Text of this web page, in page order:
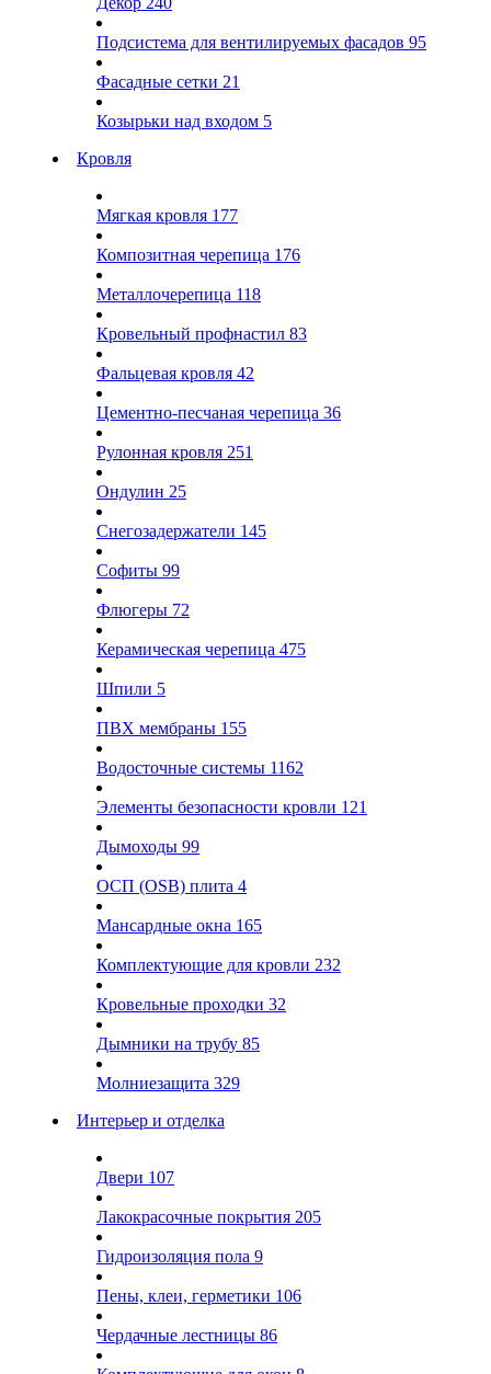
Подсистема для вентилируемых фасадов 95
Фасадные сетки 21
Козырьки над входом 5
Кровля
Мягкая кровля 177
Композитная черепица 176
Металлочерепица 118
Кровельный профнастил 83
Фальцевая кровля 42
Цементно-песчаная черепица 36
Рулонная кровля 251
Ондулин 25
Снегозадержатели 145
Софиты 99
Флюгеры 72
Керамическая черепица 475
Шпили 5
ПВХ мембраны 155
Водосточные системы 1162
Элементы безопасности кровли 121
Дымоходы 99
ОСП (OSB) плита 4
Мансардные окна 165
Комплектующие для кровли 232
Кровельные проходки 32
Дымники на трубу 85
Молниезащита 329
Интерьер и отделка
Двери 107
Лакокрасочные покрытия 205
Гидроизоляция пола 9
Пены, клеи, герметики 106
Чердачные лестницы 86